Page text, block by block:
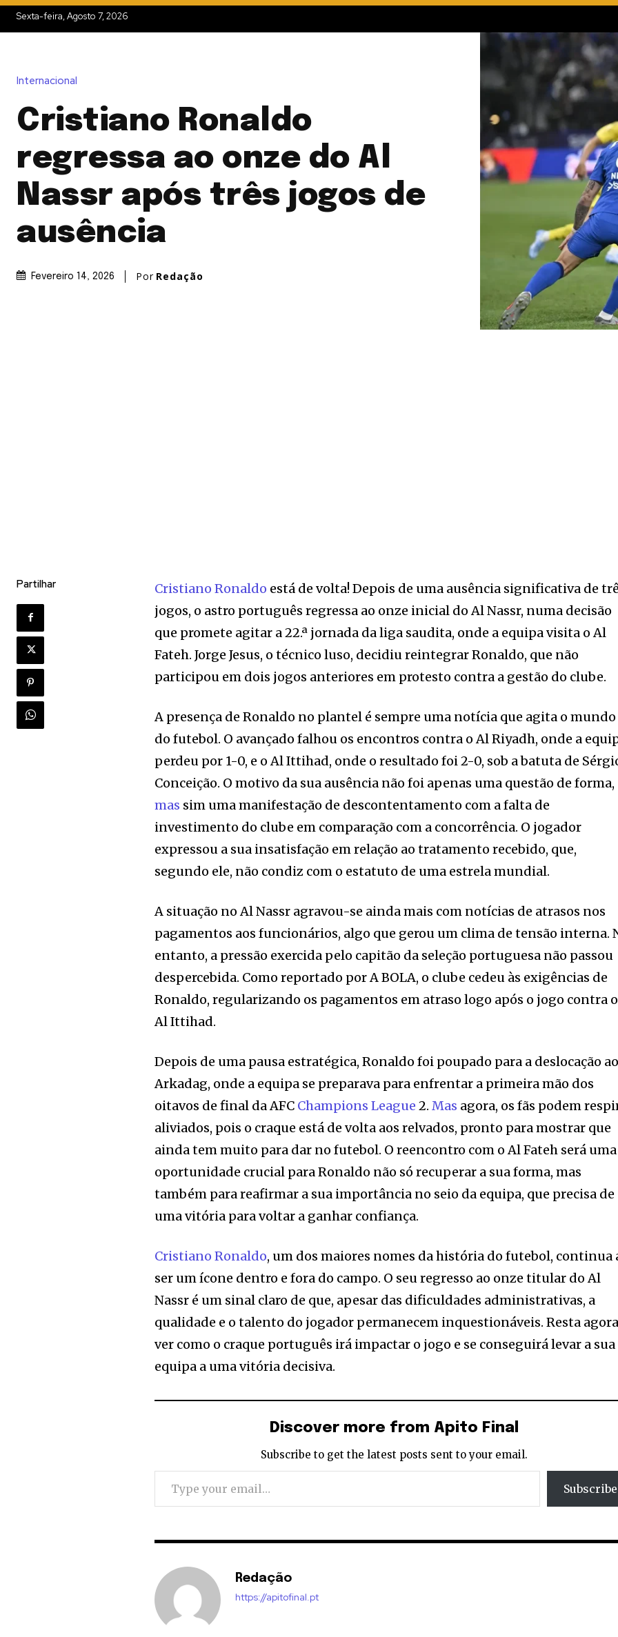
Sexta-feira, Agosto 7, 2026
Internacional
Cristiano Ronaldo
regressa ao onze do Al
Nassr após três jogos de
ausência
Fevereiro 14, 2026 Por Redação
Partilhar Cristiano Ronaldo está de volta! Depois de uma ausência significativa de
jogos, o astro português regressa ao onze inicial do Al Nassr, numa decisão
que promete agitar a 22.ª jornada da liga saudita, onde a equipa visita o Al
Fateh. Jorge Jesus, o técnico luso, decidiu reintegrar Ronaldo, que não
participou em dois jogos anteriores em protesto contra a gestão do clube.
A presença de Ronaldo no plantel é sempre uma notícia que agita o mundo
do futebol. O avançado falhou os encontros contra o Al Riyadh, onde a
perdeu por 1-0, e o Al Ittihad, onde o resultado foi 2-0, sob a batuta de
Conceição. O motivo da sua ausência não foi apenas uma questão de forma,
mas sim uma manifestação de descontentamento com a falta de
investimento do clube em comparação com a concorrência. O jogador
expressou a sua insatisfação em relação ao tratamento recebido, que,
segundo ele, não condiz com o estatuto de uma estrela mundial.
A situação no Al Nassr agravou-se ainda mais com notícias de atrasos nos
pagamentos aos funcionários, algo que gerou um clima de tensão interna.
entanto, a pressão exercida pelo capitão da seleção portuguesa não passou
despercebida. Como reportado por A BOLA, o clube cedeu às exigências de
Ronaldo, regularizando os pagamentos em atraso logo após o jogo contra o
Al Ittihad.
Depois de uma pausa estratégica, Ronaldo foi poupado para a deslocação
Arkadag, onde a equipa se preparava para enfrentar a primeira mão dos
oitavos de final da AFC Champions League 2.Mas agora, os fãs podem
aliviados, pois o craque está de volta aos relvados, pronto para mostrar que
ainda tem muito para dar no futebol. O reencontro com o Al Fateh será uma
oportunidade crucial para Ronaldo não só recuperar a sua forma, mas
também para reafirmar a sua importância no seio da equipa, que precisa de
uma vitória para voltar a ganhar confiança.
Cristiano Ronaldo, um dos maiores nomes da história do futebol, continua
ser um ícone dentro e fora do campo. O seu regresso ao onze titular do Al
Nassr é um sinal claro de que, apesar das dificuldades administrativas, a
qualidade e o talento do jogador permanecem inquestionáveis. Resta
ver como o craque português irá impactar o jogo e se conseguirá levar a sua
equipa a uma vitória decisiva.
Discover more from Apito Final
Subscribe to get the latest posts sent to your email.
Type your email…
Subscribe
Redação
https://apitofinal.pt